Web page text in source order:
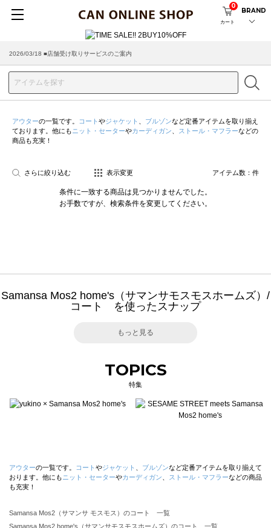
カート
0
BRAND
2026/03/18 ■店舗受け取りサービスのご案内
アウターの一覧です。 コート やジャケット ブルゾンなど定番アイテムを取り揃え
ております。他にも ニット・セーターやカーディガン ストール・マフラーなどの
商品も充実！
さらに絞り込む 表示変更 アイテム数： 件
条件に一致する商品は見つかりませんでした。
お手数ですが、検索条件を変更してください。
Samansa Mos2 home's（サマンサモスモスホームズ）/
コート を使ったスナップ
もっと見る
TOPICS
特集
アウターの一覧です。 コート やジャケット ブルゾンなど定番アイテムを取り揃えて
おります。他にも ニット・セーターやカーディガン ストール・マフラーなどの商品
も充実！
Samansa Mos2（サマンサ モスモス）のコート 一覧
Samansa Mos2 home's（サマンサモスモスホームズ）のコート 一覧